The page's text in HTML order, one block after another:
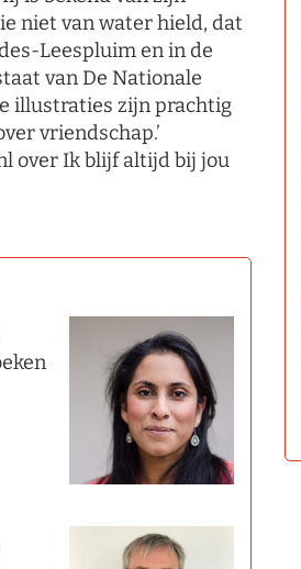
niet van water hield, dat
Leespluim en in de
van De Nationale
illustraties zijn prachtig
vriendschap.’
over Ik blijf altijd bij jou